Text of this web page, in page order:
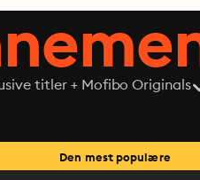
titler + Mofibo Originals
Den mest populære